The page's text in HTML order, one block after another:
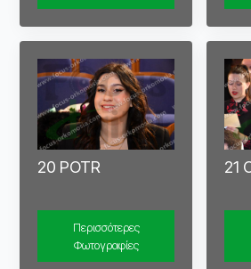
20 POTR
Περισσότερες
Φωτογραφίες
21